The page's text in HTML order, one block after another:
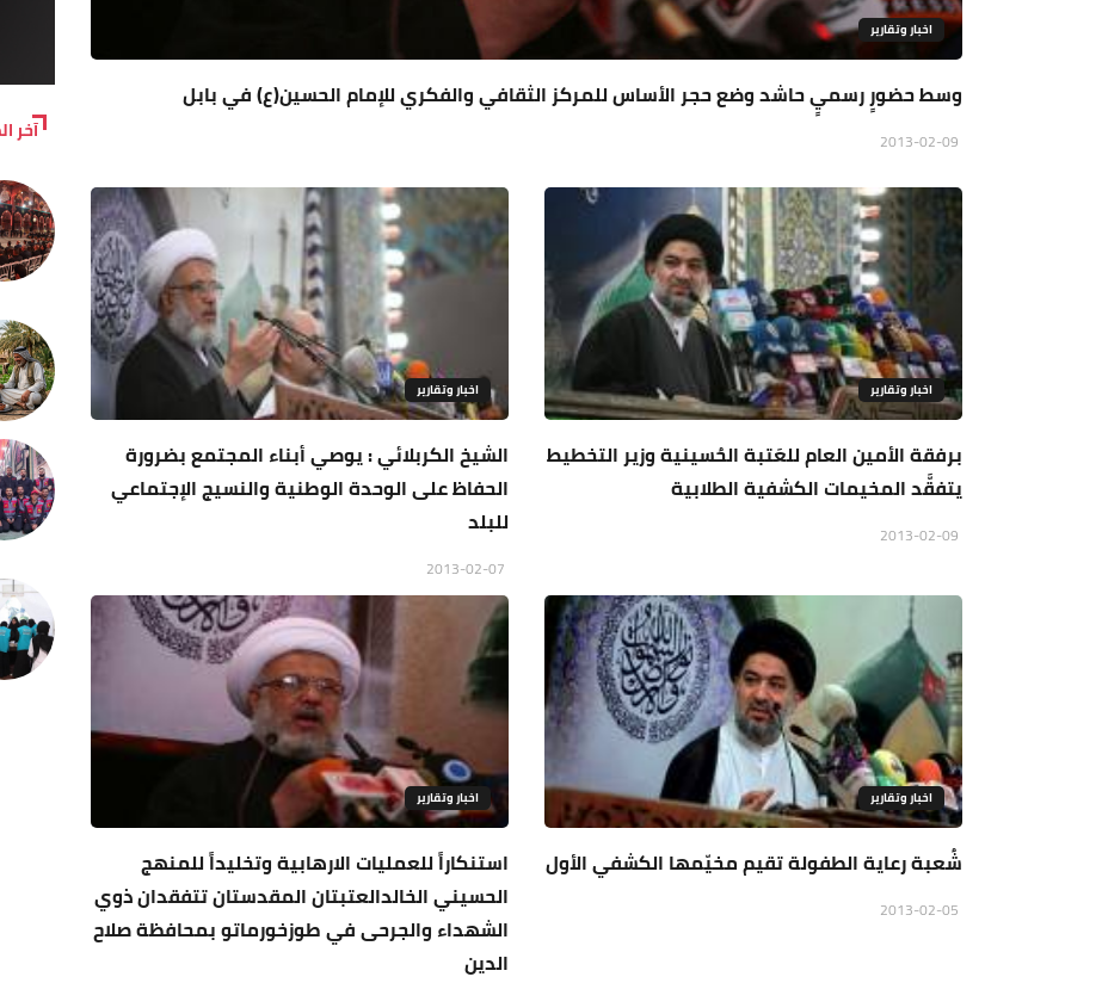
اخبار وتقارير
وسط حضورٍ رسميٍ حاشد وضع حجر الأساس للمركز الثقافي والفكري للإمام الحسين(ع) في بابل
اخبار وتقارير
برفقة الأمين العام للعَتبة الحُسينية وزير التخطيط
يتفقَّد المخيمات الكشفية الطلابية
اخبار وتقارير
الشيخ الكربلائي : يوصي أبناء المجتمع بضرورة
الحفاظ على الوحدة الوطنية والنسيج الإجتماعي
للبلد
اخبار وتقارير
شُعبة رعاية الطفولة تقيم مخيّمها الكشفي الأول
اخبار وتقارير
استنكاراً للعمليات الارهابية وتخليداً للمنهج
الحسيني الخالدالعتبتان المقدستان تتفقدان ذوي
الشهداء والجرحى في طوزخورماتو بمحافظة صلاح
الدين
آخر